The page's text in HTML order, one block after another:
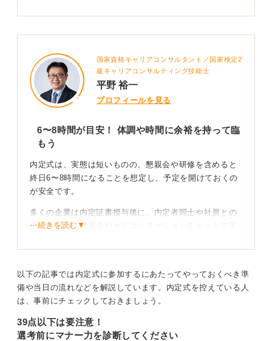
国家資格キャリアコンサルタント／国家検定2
級キャリアコンサルティング技能士
平野 裕一
プロフィールを見る
6〜8時間が目安！ 体調や時間に余裕を持って臨
もう
内定式は、実態は短いものの、懇親会や研修を含めると
終日6〜8時間になることを想定し、予定を開けておくの
が安全です。
多くの企業は内定証書授与後に、内定者同士や社員との
交流を深める懇親会やオリエンテーションをセットで実
過ごすことになるので、十分な休憩時間が取れない可能
性も考慮して体調を万全にして臨むようにしましょう。
内定式は単なる式典ではなく、入社前に企業の雰囲気を
掴み、同期や先輩社員との関係を築く重要な機会です。
終了時間が未定の場合でも、終日予定を空けておくこと
⋯続きを読む▼
以下の記事では内定式に参加するにあたってやっておくべき準
備や当日の流れなどを解説しています。内定式を控えている人
は、事前にチェックしておきましょう。
39点以下は要注意！
選考前にマナー力を診断してください